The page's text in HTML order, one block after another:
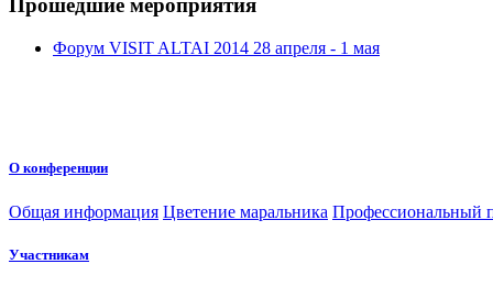
Прошедшие мероприятия
Форум VISIT ALTAI 2014 28 апреля - 1 мая
О конференции
Общая информация Цветение маральника Профессиональный
Участникам